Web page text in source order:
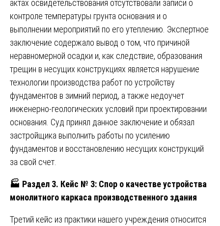
актах освидетельствования отсутствовали записи о
контроле температуры грунта основания и о
выполнении мероприятий по его утеплению. Экспертное
заключение содержало вывод о том, что причиной
неравномерной осадки и, как следствие, образования
трещин в несущих конструкциях является нарушение
технологии производства работ по устройству
фундаментов в зимний период, а также недоучет
инженерно-геологических условий при проектировании
основания. Суд принял данное заключение и обязал
застройщика выполнить работы по усилению
фундаментов и восстановлению несущих конструкций
за свой счет.
🏭 Раздел 3. Кейс № 3: Спор о качестве устройства
монолитного каркаса производственного здания
Третий кейс из практики нашего учреждения относится